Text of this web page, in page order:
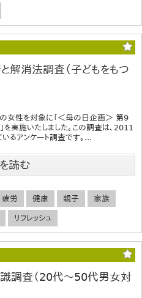
解消法調査（子どもをもつ
女性を対象に「＜母の日企画＞ 第9
実施いたしました。この調査は、2011
るアンケート調査です。...
読む
疲労 健康 親子 家族
リフレッシュ
識調査（20代～50代男女対